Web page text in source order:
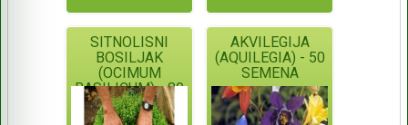
SITNOLISNI
BOSILJAK
(OCIMUM
BASILICUM) - 80
semena
AKVILEGIJA
(AQUILEGIA) - 50
SEMENA